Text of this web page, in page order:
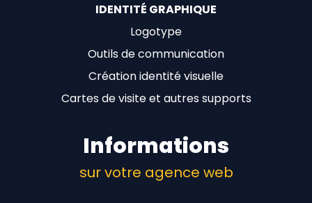
IDENTITÉ GRAPHIQUE
Logotype
Outils de communication
Création identité visuelle
Cartes de visite et autres supports
Informations
sur votre agence web